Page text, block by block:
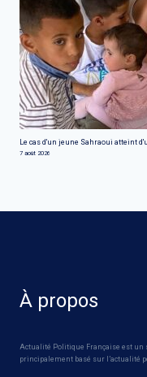
Le cas d'un jeune Sahraoui atteint
7 août 2026
À propos
Actualité Politique Française est un
principalement basé sur l’actualité